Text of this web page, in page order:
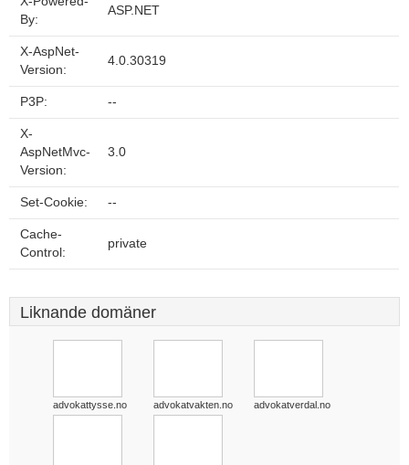
By:
ASP.NET
X-AspNet-
Version:
4.0.30319
P3P: --
X-
AspNetMvc-
Version:
3.0
Set-Cookie: --
Cache-
Control:
private
Liknande domäner
advokattysse.no advokatvakten.no advokatverdal.no